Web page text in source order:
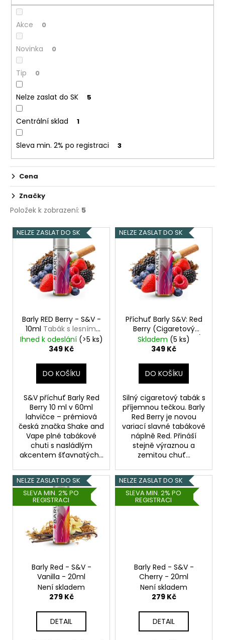
d
u
k
ů
Akce 0
Novinka 0
Tip 0
Nelze zaslat do SK 5
Centrální sklad 1
Sleva min. 2% po registraci 3
Cena
Značky
Položek k zobrazení: 5
V
ý
NELZE ZASLAT DO SK
Barly RED Berry - S&V -
10ml Tabák s lesními
plody
Ihned k odeslání (>5 ks)
349 Kč
DO KOŠÍKU
S&V příchuť Barly Red
Berry 10 ml v 60ml
lahvičce – prémiová
česká značka Shake and
Vape plné tabákové
chuti s nasládlým
akcentem šťavnatých...
NELZE ZASLAT DO SK
Příchuť Barly S&V: Red
Berry (Cigaretový
tabák s lesními plody)
10ml
Skladem (5 ks)
349 Kč
DO KOŠÍKU
Silný cigaretový tabák s
příjemnou tečkou. Barly
Red Berry je novou
variací slavné tabákové
náplně Red. Přináší
stejně výraznou a
zemitou chuť...
NELZE ZASLAT DO SK
SLEVA MIN. 2% PO
REGISTRACI
Barly Red - S&V -
Vanilla - 20ml
Není skladem
279 Kč
DETAIL
NELZE ZASLAT DO SK
SLEVA MIN. 2% PO
REGISTRACI
Barly Red - S&V -
Cherry - 20ml
Není skladem
279 Kč
DETAIL
o
u
u
m
DEKANG
DESERT
SHIP
10ML
11MG
154
Kč
Původně:
Kč